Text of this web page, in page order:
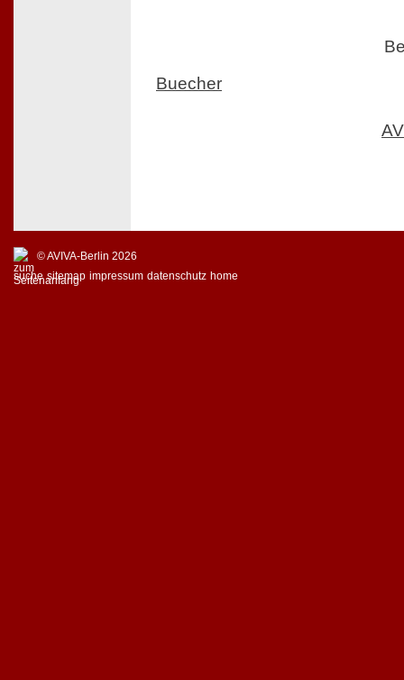
Buecher
© AVIVA-Berlin 2026
suche sitemap impressum datenschutz home